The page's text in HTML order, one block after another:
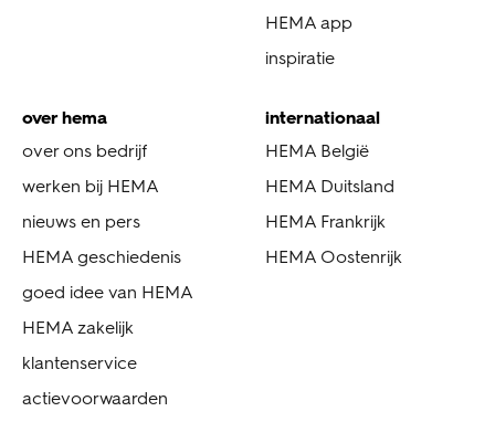
HEMA app
inspiratie
over hema
over ons bedrijf
werken bij HEMA
nieuws en pers
HEMA geschiedenis
goed idee van HEMA
HEMA zakelijk
klantenservice
actievoorwaarden
internationaal
HEMA België
HEMA Duitsland
HEMA Frankrijk
HEMA Oostenrijk